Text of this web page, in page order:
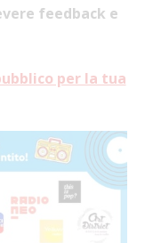
feedback e
per la tua